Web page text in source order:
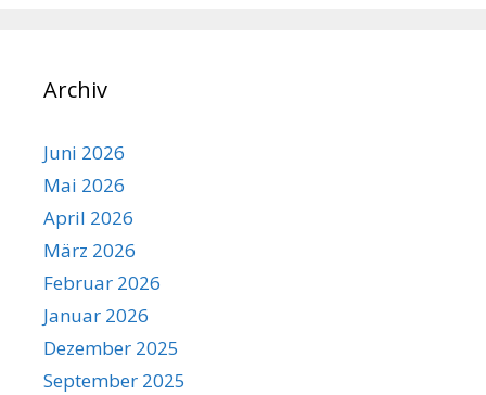
Archiv
Juni 2026
Mai 2026
April 2026
März 2026
Februar 2026
Januar 2026
Dezember 2025
September 2025